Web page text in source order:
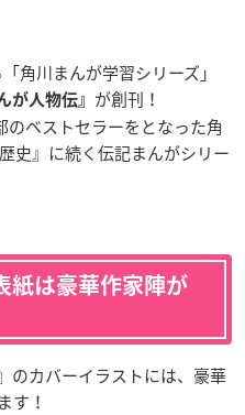
角川まんが学習シリーズ」
が人物伝』 が創刊！
ベストセラーをとなった角
史』に続く伝記まんがシリー
紙は豪華作家陣が
のカバーイラストには、豪華
す！